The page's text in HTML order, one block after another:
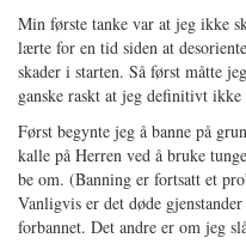
Min første tanke var at jeg ikke
lærte for en tid siden at
skader i starten. Så først måtte
ganske raskt at jeg definitivt
Først begynte jeg å banne på
kalle på Herren ved å bruke
be om. (Banning er fortsatt et
Vanligvis er det døde
forbannet. Det andre er om jeg